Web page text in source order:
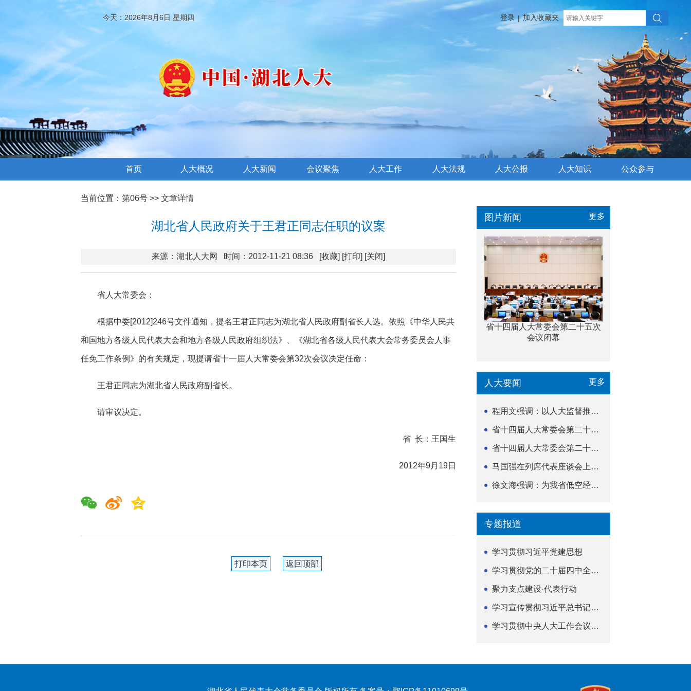
今天：2026年8月6日 星期四 登录 | 加入收藏夹
首页 人大概况 人大新闻 会议聚焦 人大工作 人大法规 人大公报 人大知识 公众参与
当前位置： 第06号 >> 文章详情
湖北省人民政府关于王君正同志任职的议案
来源：湖北人大网 时间：2012-11-21 08:36 [收藏] [打印] [关闭]
省人大常委会：
根据中委[2012]246号文件通知，提名王君正同志为湖北省人民政府副省长人选。依照《中华人民共
和国地方各级人民代表大会和地方各级人民政府组织法》、《湖北省各级人民代表大会常务委员会人事
任免工作条例》的有关规定，现提请省十一届人大常委会第32次会议决定任命：
王君正同志为湖北省人民政府副省长。
请审议决定。
省 长：王国生
2012年9月19日
打印本页 返回顶部
图片新闻 更多
省十四届人大常委会第二十五次
会议闭幕
人大要闻 更多
程用文强调：以人大监督推动科技金融高质量发展
省十四届人大常委会第二十五次会议闭幕
省十四届人大常委会第二十五次会议举行
马国强在列席代表座谈会上强调 以精准履职筑牢荆楚...
徐文海强调：为我省低空经济高质量发展提供法治支撑
专题报道
学习贯彻习近平党建思想
学习贯彻党的二十届四中全会精神
聚力支点建设·代表行动
学习宣传贯彻习近平总书记关于坚持
学习贯彻中央人大工作会议精神